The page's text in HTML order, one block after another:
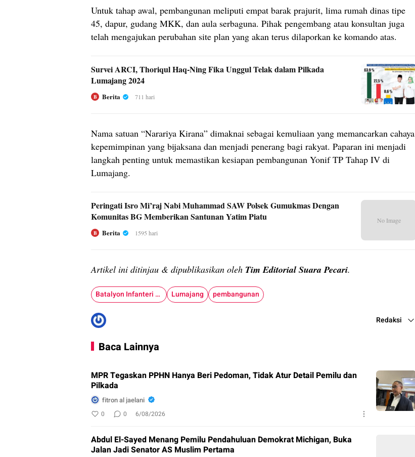
Untuk tahap awal, pembangunan meliputi empat barak prajurit, lima rumah dinas tipe
45, dapur, gudang MKK, dan aula serbaguna. Pihak pengembang atau konsultan juga
telah mengajukan perubahan site plan yang akan terus dilaporkan ke komando atas.
Survei ARCI, Thoriqul Haq-Ning Fika Unggul Telak dalam Pilkada
Lumajang 2024
B Berita 711 hari
Nama satuan “Narariya Kirana” dimaknai sebagai kemuliaan yang memancarkan cahaya
kepemimpinan yang bijaksana dan menjadi penerang bagi rakyat. Paparan ini menjadi
langkah penting untuk memastikan kesiapan pembangunan Yonif TP Tahap IV di
Lumajang.
Peringati Isro Mi’raj Nabi Muhammad SAW Polsek Gumukmas Dengan
Komunitas BG Memberikan Santunan Yatim Piatu
B Berita 1595 hari
No Image
Artikel ini ditinjau & dipublikasikan oleh Tim Editorial Suara Pecari.
Batalyon Infanteri Teritorial Lumajang pembangunan
Redaksi
Baca Lainnya
MPR Tegaskan PPHN Hanya Beri Pedoman, Tidak Atur Detail Pemilu dan
Pilkada
fitron al jaelani
0 0 6/08/2026
Abdul El-Sayed Menang Pemilu Pendahuluan Demokrat Michigan, Buka
Jalan Jadi Senator AS Muslim Pertama